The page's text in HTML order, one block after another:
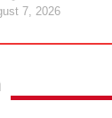
7, 2026